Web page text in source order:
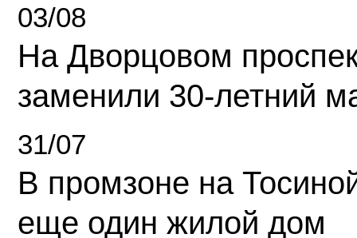
03/08
На Дворцовом
заменили 30-летний
31/07
В промзоне на
еще один жилой дом